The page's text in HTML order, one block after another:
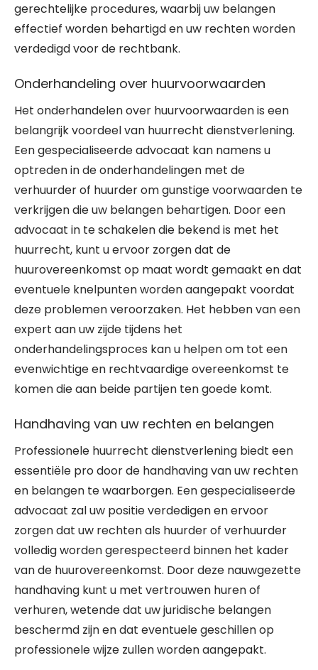
gerechtelijke procedures, waarbij uw belangen
effectief worden behartigd en uw rechten worden
verdedigd voor de rechtbank.
Onderhandeling over huurvoorwaarden
Het onderhandelen over huurvoorwaarden is een
belangrijk voordeel van huurrecht dienstverlening.
Een gespecialiseerde advocaat kan namens u
optreden in de onderhandelingen met de
verhuurder of huurder om gunstige voorwaarden te
verkrijgen die uw belangen behartigen. Door een
advocaat in te schakelen die bekend is met het
huurrecht, kunt u ervoor zorgen dat de
huurovereenkomst op maat wordt gemaakt en dat
eventuele knelpunten worden aangepakt voordat
deze problemen veroorzaken. Het hebben van een
expert aan uw zijde tijdens het
onderhandelingsproces kan u helpen om tot een
evenwichtige en rechtvaardige overeenkomst te
komen die aan beide partijen ten goede komt.
Handhaving van uw rechten en belangen
Professionele huurrecht dienstverlening biedt een
essentiële pro door de handhaving van uw rechten
en belangen te waarborgen. Een gespecialiseerde
advocaat zal uw positie verdedigen en ervoor
zorgen dat uw rechten als huurder of verhuurder
volledig worden gerespecteerd binnen het kader
van de huurovereenkomst. Door deze nauwgezette
handhaving kunt u met vertrouwen huren of
verhuren, wetende dat uw juridische belangen
beschermd zijn en dat eventuele geschillen op
professionele wijze zullen worden aangepakt.